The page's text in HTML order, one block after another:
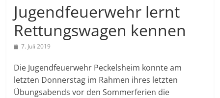
Jugendfeuerwehr lernt
Rettungswagen kennen
7. Juli 2019
Die Jugendfeuerwehr Peckelsheim konnte am
letzten Donnerstag im Rahmen ihres letzten
Übungsabends vor den Sommerferien die